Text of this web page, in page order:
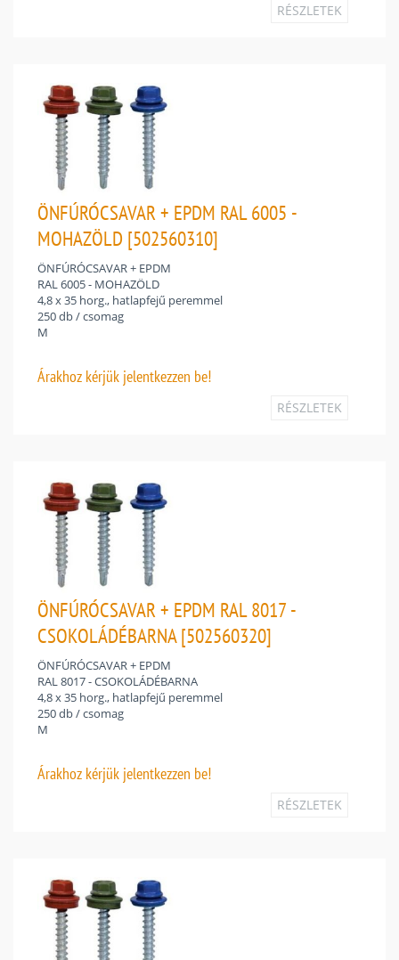
RÉSZLETEK
ÖNFÚRÓCSAVAR + EPDM RAL 6005 -
MOHAZÖLD [502560310]
ÖNFÚRÓCSAVAR + EPDM
RAL 6005 - MOHAZÖLD
4,8 x 35 horg., hatlapfejű peremmel
250 db / csomag
M
Árakhoz kérjük jelentkezzen be!
RÉSZLETEK
ÖNFÚRÓCSAVAR + EPDM RAL 8017 -
CSOKOLÁDÉBARNA [502560320]
ÖNFÚRÓCSAVAR + EPDM
RAL 8017 - CSOKOLÁDÉBARNA
4,8 x 35 horg., hatlapfejű peremmel
250 db / csomag
M
Árakhoz kérjük jelentkezzen be!
RÉSZLETEK